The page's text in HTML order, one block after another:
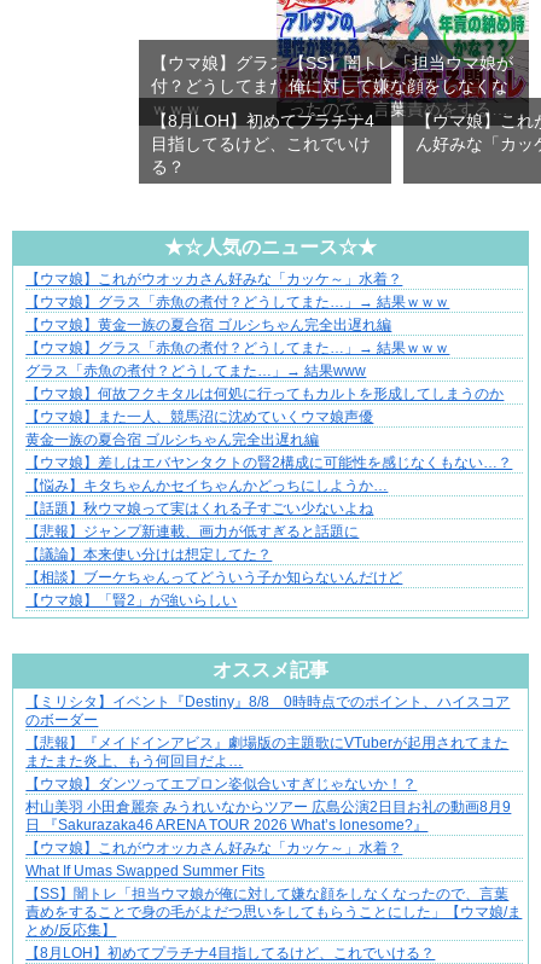
【ウマ娘】グラス「赤魚の煮
付？どうしてまた…」→ 結果
ｗｗｗ
【SS】闇トレ「担当ウマ娘が
俺に対して嫌な顔をしなくな
ったので、言葉責めをする
こ…
【8月LOH】初めてプラチナ4
目指してるけど、これでいけ
る？
【ウマ娘】これ
ん好みな「カッ
★☆人気のニュース☆★
ぜんぶ私が中心、そう思った瞬間から歪み出す
【ウマ娘】これがウオッカさん好みな「カッケ～」水着？
【ウマ娘】グラス「赤魚の煮付？どうしてまた…」→ 結果ｗｗｗ
【ウマ娘】黄金一族の夏合宿 ゴルシちゃん完全出遅れ編
【ウマ娘】グラス「赤魚の煮付？どうしてまた…」→ 結果ｗｗｗ
グラス「赤魚の煮付？どうしてまた…」→ 結果www
【ウマ娘】何故フクキタルは何処に行ってもカルトを形成してしまうのか
【ウマ娘】また一人、競馬沼に沈めていくウマ娘声優
黄金一族の夏合宿 ゴルシちゃん完全出遅れ編
【ウマ娘】差しはエバヤンタクトの賢2構成に可能性を感じなくもない…？
【悩み】キタちゃんかセイちゃんかどっちにしようか…
【話題】秋ウマ娘って実はくれる子すごい少ないよね
【悲報】ジャンプ新連載、画力が低すぎると話題に
【議論】本来使い分けは想定してた？
【相談】ブーケちゃんってどういう子か知らないんだけど
【ウマ娘】「賢2」が強いらしい
オススメ記事
ずっと好き。俺はストーカーなんかじゃない。
【ミリシタ】イベント『Destiny』8/8 0時時点でのポイント、ハイスコア
のボーダー
【悲報】『メイドインアビス』劇場版の主題歌にVTuberが起用されてまた
またまた炎上、もう何回目だよ…
【ウマ娘】ダンツってエプロン姿似合いすぎじゃないか！？
村山美羽 小田倉麗奈 みうれいなからツアー 広島公演2日目お礼の動画8月9
日 『Sakurazaka46 ARENA TOUR 2026 What’s lonesome?』
【ウマ娘】これがウオッカさん好みな「カッケ～」水着？
What If Umas Swapped Summer Fits
【SS】闇トレ「担当ウマ娘が俺に対して嫌な顔をしなくなったので、言葉
責めをすることで身の毛がよだつ思いをしてもらうことにした」【ウマ娘/ま
とめ/反応集】
【8月LOH】初めてプラチナ4目指してるけど、これでいける？